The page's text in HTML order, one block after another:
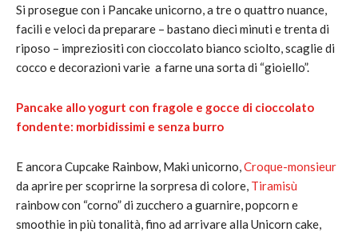
Si prosegue con i Pancake unicorno, a tre o quattro nuance,
facili e veloci da preparare – bastano dieci minuti e trenta di
riposo – impreziositi con cioccolato bianco sciolto, scaglie di
cocco e decorazioni varie a farne una sorta di “gioiello”.
Pancake allo yogurt con fragole e gocce di cioccolato
fondente: morbidissimi e senza burro
E ancora Cupcake Rainbow, Maki unicorno,Croque-monsieur
da aprire per scoprirne la sorpresa di colore, Tiramisù
rainbow con “corno” di zucchero a guarnire, popcorn e
smoothie in più tonalità, fino ad arrivare alla Unicorn cake,